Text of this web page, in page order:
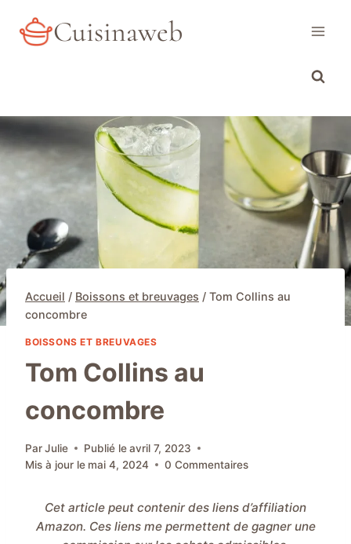
Cuisinaweb
Accueil / Boissons et breuvages / Tom Collins au
concombre
BOISSONS ET BREUVAGES
Tom Collins au
concombre
ParJulie Publié le avril 7, 2023
Mis à jour le mai 4, 2024 0 Commentaires
Cet article peut contenir des liens d’affiliation
Amazon. Ces liens me permettent de gagner une